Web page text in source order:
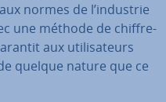
normes de l’industrie
une méthode de chif­fre­
aux uti­li­sa­teurs
quelque nature que ce